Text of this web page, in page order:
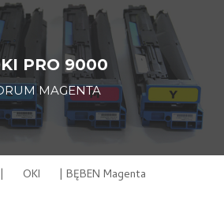
PRO 9000
MAGENTA
| OKI | BĘBEN Magenta